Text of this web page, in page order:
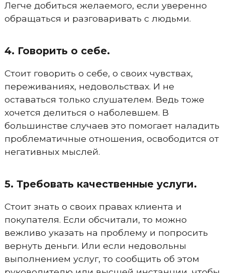
Легче добиться желаемого, если уверенно
обращаться и разговаривать с людьми.
4. Говорить о себе.
Стоит говорить о себе, о своих чувствах,
переживаниях, недовольствах. И не
оставаться только слушателем. Ведь тоже
хочется делиться о наболевшем. В
большинстве случаев это помогает наладить
проблематичные отношения, освободится от
негативных мыслей.
5. Требовать качественные услуги.
Стоит знать о своих правах клиента и
покупателя. Если обсчитали, то можно
вежливо указать на проблему и попросить
вернуть деньги. Или если недовольны
выполнением услуг, то сообщить об этом